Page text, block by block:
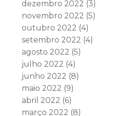
dezembro 2022 (3)
novembro 2022 (5)
outubro 2022 (4)
setembro 2022 (4)
agosto 2022 (5)
julho 2022 (4)
junho 2022 (8)
maio 2022 (9)
abril 2022 (6)
março 2022 (8)